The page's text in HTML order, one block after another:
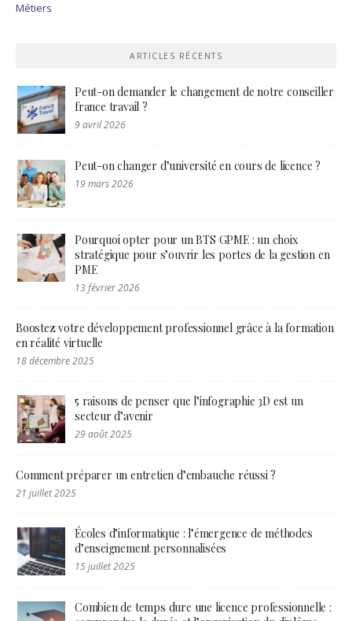
Métiers
ARTICLES RÉCENTS
Peut-on demander le changement de notre conseiller
france travail ?
9 avril 2026
Peut-on changer d’université en cours de licence ?
19 mars 2026
Pourquoi opter pour un BTS GPME : un choix
stratégique pour s’ouvrir les portes de la gestion en
PME
13 février 2026
Boostez votre développement professionnel grâce à la formation
en réalité virtuelle
18 décembre 2025
5 raisons de penser que l’infographie 3D est un
secteur d’avenir
29 août 2025
Comment préparer un entretien d’embauche réussi ?
21 juillet 2025
Écoles d’informatique : l’émergence de méthodes
d’enseignement personnalisées
15 juillet 2025
Combien de temps dure une licence professionnelle :